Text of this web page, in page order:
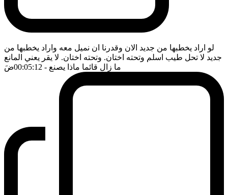
لو اراد يخطبها من جديد الان وقدرنا ان نميل معه واراد يخطبها من
جديد لا تحل طيب اسلم وتحته اختان. وتحته اختان. لا يقر يعني المانع
ما زال قائما ماذا يصنع - 00:05:12 ضَ